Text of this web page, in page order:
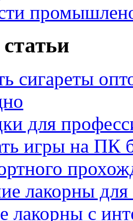
сигареты
для
игры на ПК
лакорны для
лакорны с